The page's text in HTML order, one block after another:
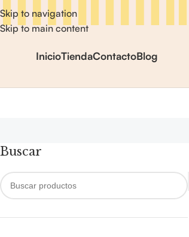
Skip to navigation
Skip to main content
InicioTiendaContactoBlog
Buscar